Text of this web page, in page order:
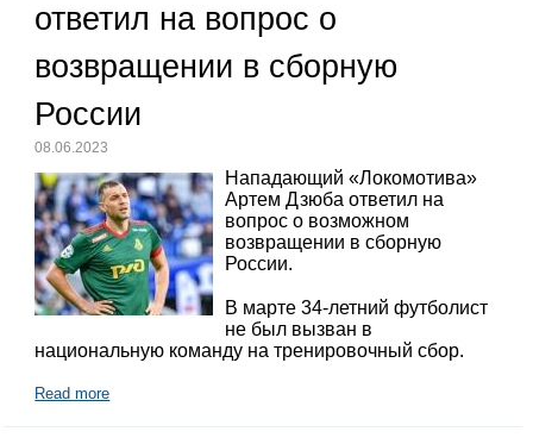
ответил на вопрос о
возвращении в сборную
России
08.06.2023
Нападающий «Локомотива»
Артем Дзюба ответил на
вопрос о возможном
возвращении в сборную
России.
В марте 34-летний футболист
не был вызван в
национальную команду на тренировочный сбор.
Read more